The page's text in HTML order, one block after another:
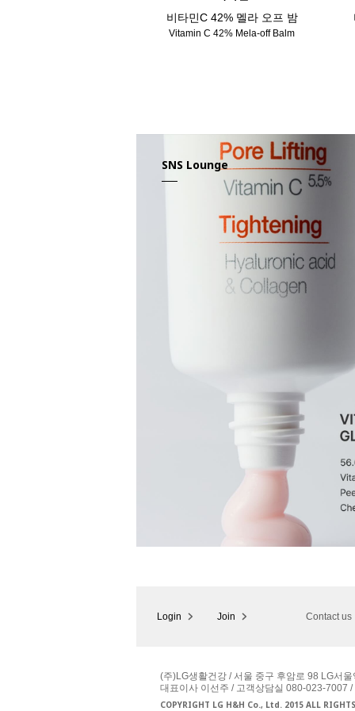
비타민C 42% 멜라 오프 밤
Vitamin C 42% Mela-off Balm
SNS Lounge
Login Join Contact us
(주)LG생활건강 / 서울 중구 후암로 98 LG서
대표이사 이선주 / 고객상담실 080-023-7007
COPYRIGHT LG H&H Co., Ltd. 2015 ALL RIGHTS